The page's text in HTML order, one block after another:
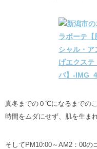
真冬までの０℃になるまでの
時間をムダにせず、肌を生ま
そしてPM10:00～AM2：00の